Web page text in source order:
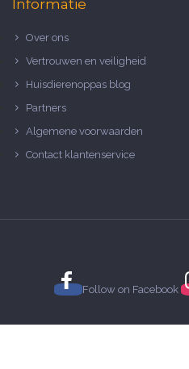
Informatie
Over ons
Vertrouwen en veiligheid
Huisdierenoppas blog
Partners
Algemene voorwaarden
Contact klantenservice
Follow on Facebook